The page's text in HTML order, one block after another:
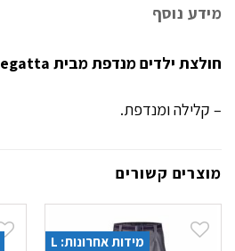
מידע נוסף
חולצת ילדים מנדפת מבית Regatta.
– קלילה ומנדפת.
מוצרים קשורים
מידות אחרונות: L